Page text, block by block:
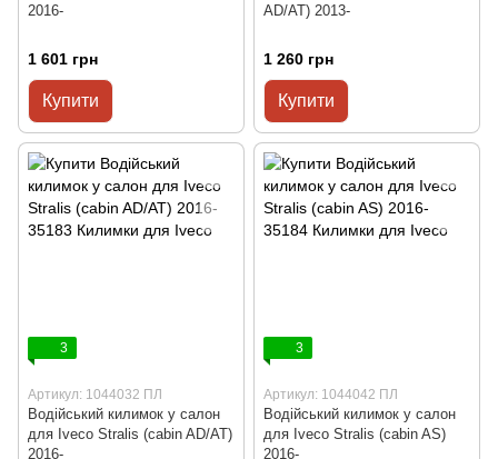
2016-
1 601 грн
Купити
AD/AT) 2013-
1 260 грн
Купити
3
Артикул: 1044032 ПЛ
Водійський килимок у салон
для Iveco Stralis (cabin AD/AT)
2016-
3
Артикул: 1044042 ПЛ
Водійський килимок у салон
для Iveco Stralis (cabin AS)
2016-